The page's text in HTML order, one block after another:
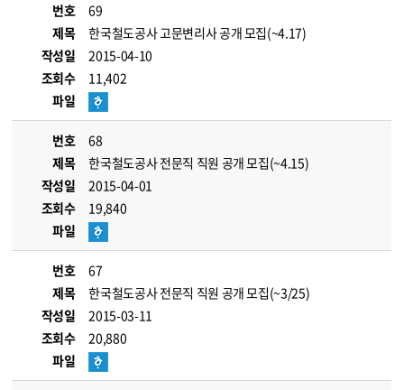
번호
69
제목
한국철도공사 고문변리사 공개 모집(~4.17)
작성일
2015-04-10
조회수
11,402
파일
번호
68
제목
한국철도공사 전문직 직원 공개 모집(~4.15)
작성일
2015-04-01
조회수
19,840
파일
번호
67
제목
한국철도공사 전문직 직원 공개 모집(~3/25)
작성일
2015-03-11
조회수
20,880
파일